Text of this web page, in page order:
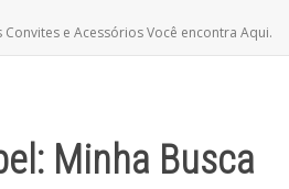
Convites e Acessórios Você encontra Aqui.
Minha Busca